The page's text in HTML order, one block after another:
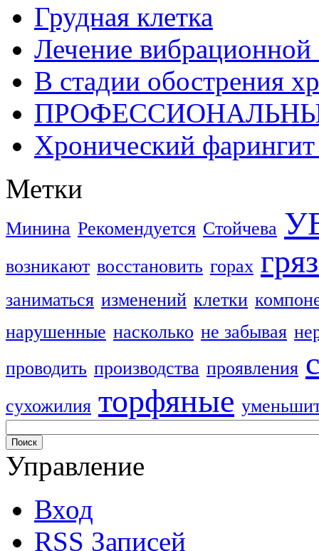
Грудная клетка
Лечение вибрационной
В стадии обострения
Хронический фарингит
Метки
Минина Рекомендуется Стойчева
возникают восстановить горах
заниматься изменений клетки
нарушенные насколько не забывая
проводить производства проявления
сухожилия торфяные
Управление
Вход
RSS Записей